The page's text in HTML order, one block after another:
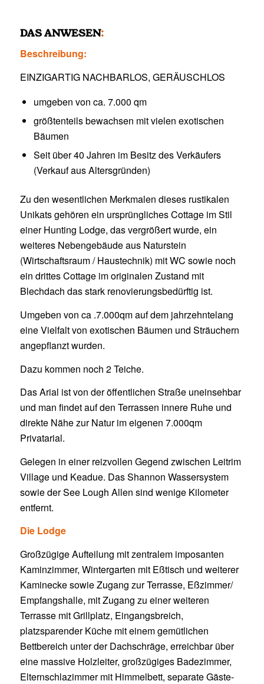
DAS ANWESEN:
Beschreibung:
EINZIGARTIG NACHBARLOS, GERÄUSCHLOS
umgeben von ca. 7.000 qm
größtenteils bewachsen mit vielen exotischen
Bäumen
Seit über 40 Jahren im Besitz des Verkäufers
(Verkauf aus Altersgründen)
Zu den wesentlichen Merkmalen dieses rustikalen
Unikats gehören ein ursprüngliches Cottage im Stil
einer Hunting Lodge, das vergrößert wurde, ein
weiteres Nebengebäude aus Naturstein
(Wirtschaftsraum / Haustechnik) mit WC sowie noch
ein drittes Cottage im originalen Zustand mit
Blechdach das stark renovierungsbedürftig ist.
Umgeben von ca .7.000qm auf dem jahrzehntelang
eine Vielfalt von exotischen Bäumen und Sträuchern
angepflanzt wurden.
Dazu kommen noch 2 Teiche.
Das Arial ist von der öffentlichen Straße uneinsehbar
und man findet auf den Terrassen innere Ruhe und
direkte Nähe zur Natur im eigenen 7.000qm
Privatarial.
Gelegen in einer reizvollen Gegend zwischen Leitrim
Village und Keadue. Das Shannon Wassersystem
sowie der See Lough Allen sind wenige Kilometer
entfernt.
Die Lodge
Großzügige Aufteilung mit zentralem imposanten
Kaminzimmer, Wintergarten mit Eßtisch und weiterer
Kaminecke sowie Zugang zur Terrasse, Eßzimmer/
Empfangshalle, mit Zugang zu einer weiteren
Terrasse mit Grillplatz, Eingangsbreich,
platzsparender Küche mit einem gemütlichen
Bettbereich unter der Dachschräge, erreichbar über
eine massive Holzleiter, großzügiges Badezimmer,
Elternschlazimmer mit Himmelbett, separate Gäste-